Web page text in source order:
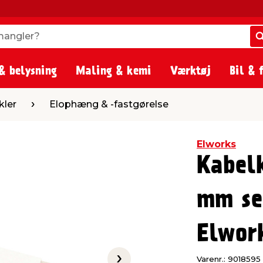
belysning Maling & kemi Værktøj Bil &
& -fastgørelse
Elophæng & -fastgørelse
Elworks
mm
Varenr.: 9018595